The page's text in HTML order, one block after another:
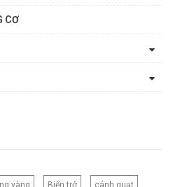
CƠ
vàng Biến trở cánh quạt